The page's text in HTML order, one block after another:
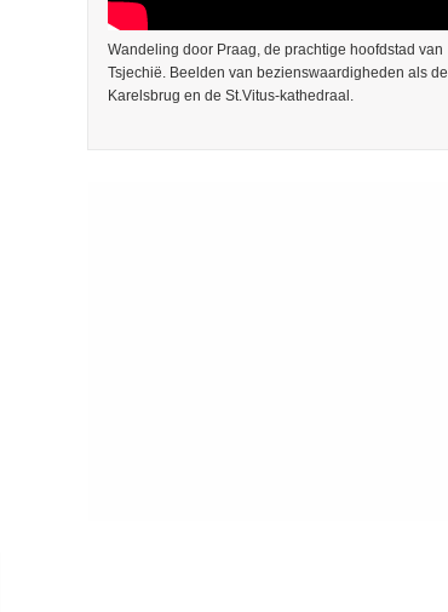
Wandeling door Praag, de prachtige hoofdstad van
Tsjechië. Beelden van bezienswaardigheden als de
Karelsbrug en de St.Vitus-kathedraal.